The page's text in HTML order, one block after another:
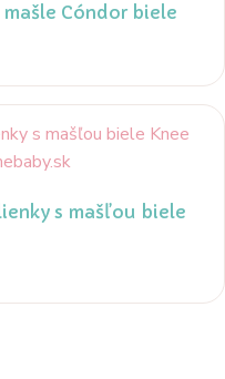
Cóndor biele
s mašľou biele